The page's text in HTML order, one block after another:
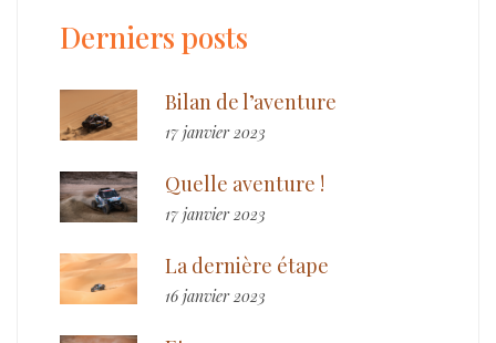
Derniers posts
Bilan de l’aventure
17 janvier 2023
Quelle aventure !
17 janvier 2023
La dernière étape
16 janvier 2023